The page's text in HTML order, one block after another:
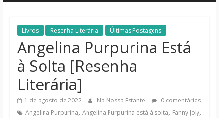
Estante
Críticas
livros,
filmes,
séries
notícias
Livros Resenha Literária Últimas Postagens
Angelina Purpurina Está
à Solta [Resenha
Literária]
1 de agosto de 2022 Na Nossa Estante
0 comentários
Angelina Purpurina, Angelina Purpurina está à solta, Fanny Joly,